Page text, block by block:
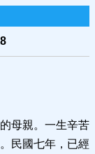
母親。一生辛苦
民國七年，已經